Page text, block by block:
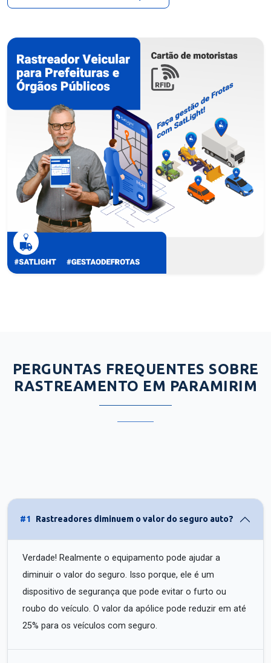
PERGUNTAS FREQUENTES SOBRE
RASTREAMENTO EM PARAMIRIM
#1 Rastreadores diminuem o valor do seguro auto?
Verdade! Realmente o equipamento pode ajudar a
diminuir o valor do seguro. Isso porque, ele é um
dispositivo de segurança que pode evitar o furto ou
roubo do veículo. O valor da apólice pode reduzir em até
25% para os veículos com seguro.